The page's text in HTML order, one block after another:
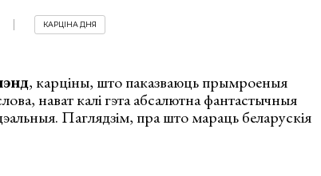
КАРЦІНА ДНЯ
, карціны, што паказваюць прымроеныя
нават калі гэта абсалютна фантастычныя
Паглядзім, пра што мараць беларускія